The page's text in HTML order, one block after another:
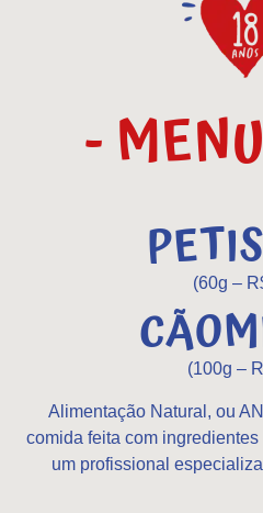
-
(60g –
(100g –
Alimentação Natural, ou
comida feita com
um profissional